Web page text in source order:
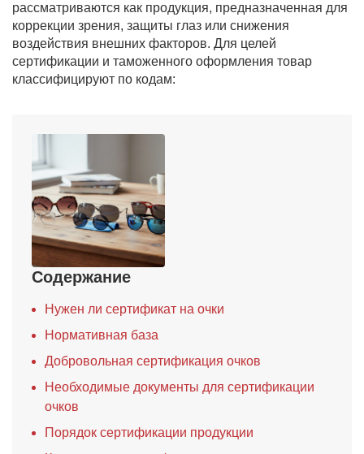
рассматриваются как продукция, предназначенная для
коррекции зрения, защиты глаз или снижения
воздействия внешних факторов. Для целей
сертификации и таможенного оформления товар
классифицируют по кодам:
Содержание
Нужен ли сертификат на очки
Нормативная база
Добровольная сертификация очков
Необходимые документы для сертификации
очков
Порядок сертификации продукции